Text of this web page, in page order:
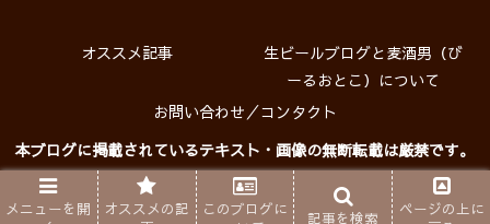
オススメ記事
生ビールブログと麦酒男（び
ーるおとこ）について
お問い合わせ／コンタクト
本ブログに掲載されているテキスト・画像の無断転載は厳禁です。
プライバシーポリシー
Copyright © 生ビールブログ All rights reserved.
メニューを開
オススメの記
このブログに
記事を検索
ページの上に